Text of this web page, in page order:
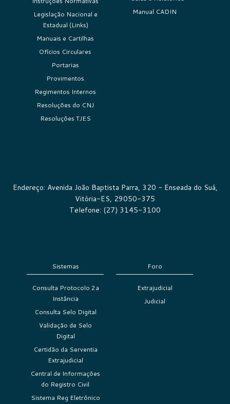
Legislação Nacional e
Estadual (Links)
Manuais e Cartilhas
Ofícios Circulares
Portarias
Provimentos
Regimentos Internos
Resoluções do CNJ
Resoluções TJES
Manual CADIN
Endereço: Avenida João Baptista Parra, 320 - Enseada do Suá,
Vitória-ES, 29050-375
Telefone: (27) 3145-3100
Sistemas
Consulta Protocolo 2a
Instância
Consulta Selo Digital
Validação de Selo
Digital
Certidão da Serventia
Extrajudicial
Central de Informações
do Registro Civil
Sistema Reg Eletrônico
Foro
Extrajudicial
Judicial